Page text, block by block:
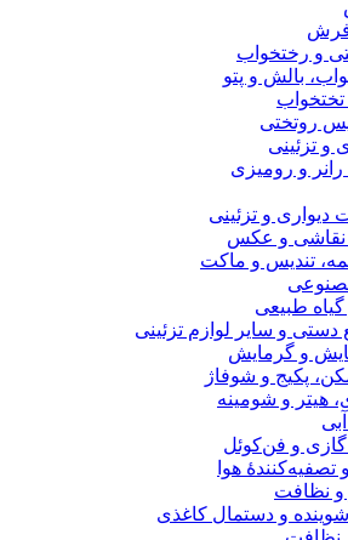
فرش
و رختخواب
بالش و پتو
روتختی
و تزئینی
رانر و رومیزی
دیواری و تزئینی
نقاشی و عکس
تندیس و ماکت
طبیعی
دستی و سایر لوازم تزئینی
و گرمایش
پکیج و شوفاژ
هیتر و شومینه
گازی و فن‌کوئل
تصفیه‌کنندهٔ هوا
نظافت
شوینده و دستمال کاغذی